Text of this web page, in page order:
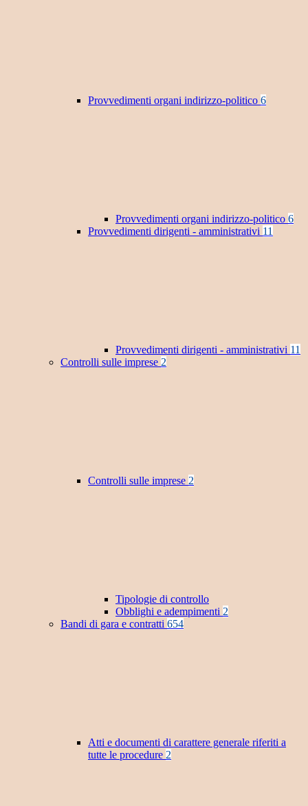
Provvedimenti organi indirizzo-politico 6
Provvedimenti organi indirizzo-politico 6
Provvedimenti dirigenti - amministrativi 11
Provvedimenti dirigenti - amministrativi 11
Controlli sulle imprese 2
Controlli sulle imprese 2
Tipologie di controllo
Obblighi e adempimenti 2
Bandi di gara e contratti 654
Atti e documenti di carattere generale riferiti a
tutte le procedure 2